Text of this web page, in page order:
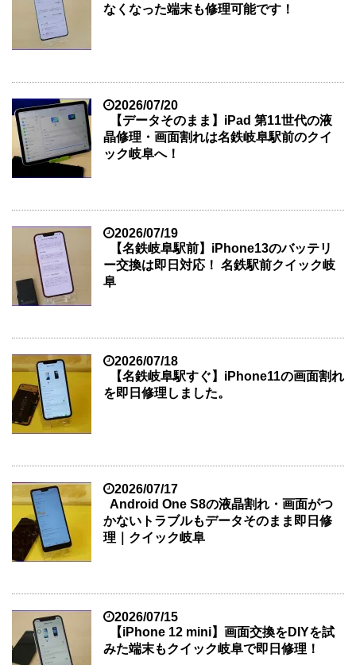
なくなった端末も修理可能です！
2026/07/20
【データそのまま】iPad 第11世代の液
晶修理・画面割れは名鉄岐阜駅前のクイ
ック岐阜へ！
2026/07/19
【名鉄岐阜駅前】iPhone13のバッテリ
ー交換は即日対応！ 名鉄駅前クイック岐
阜
2026/07/18
【名鉄岐阜駅すぐ】iPhone11の画面割れ
を即日修理しました。
2026/07/17
Android One S8の液晶割れ・画面がつ
かないトラブルもデータそのまま即日修
理｜クイック岐阜
2026/07/15
【iPhone 12 mini】画面交換をDIYを試
みた端末もクイック岐阜で即日修理！